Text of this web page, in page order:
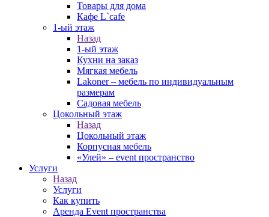
Товары для дома
Кафе L`cafe
1-ый этаж
Назад
1-ый этаж
Кухни на заказ
Мягкая мебель
Lakoner – мебель по индивидуальным
размерам
Садовая мебель
Цокольный этаж
Назад
Цокольный этаж
Корпусная мебель
«Улей» – event пространство
Услуги
Назад
Услуги
Как купить
Аренда Event пространства